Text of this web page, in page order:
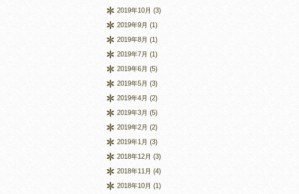
2019年10月 (3)
2019年9月 (1)
2019年8月 (1)
2019年7月 (1)
2019年6月 (5)
2019年5月 (3)
2019年4月 (2)
2019年3月 (5)
2019年2月 (2)
2019年1月 (3)
2018年12月 (3)
2018年11月 (4)
2018年10月 (1)